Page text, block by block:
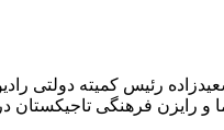
رئیس کمیته دولتی